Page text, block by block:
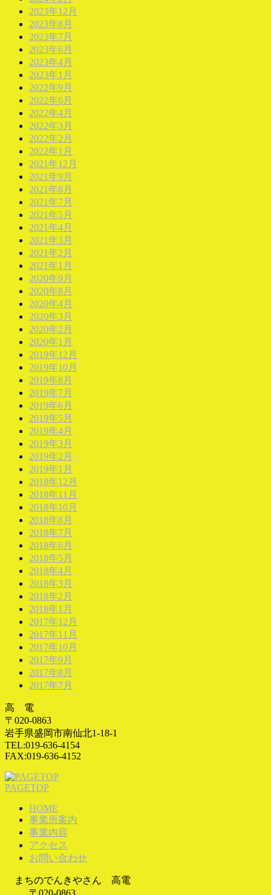
2023年12月
2023年8月
2023年7月
2023年6月
2023年4月
2023年1月
2022年9月
2022年6月
2022年4月
2022年3月
2022年2月
2022年1月
2021年12月
2021年9月
2021年8月
2021年7月
2021年5月
2021年4月
2021年3月
2021年2月
2021年1月
2020年9月
2020年8月
2020年4月
2020年3月
2020年2月
2020年1月
2019年12月
2019年10月
2019年8月
2019年7月
2019年6月
2019年5月
2019年4月
2019年3月
2019年2月
2019年1月
2018年12月
2018年11月
2018年10月
2018年8月
2018年7月
2018年6月
2018年5月
2018年4月
2018年3月
2018年2月
2018年1月
2017年12月
2017年11月
2017年10月
2017年9月
2017年8月
2017年7月
高 電
〒020-0863
岩手県盛岡市南仙北1-18-1
TEL:019-636-4154
FAX:019-636-4152
PAGETOP
HOME
事業所案内
事業内容
アクセス
お問い合わせ
まちのでんきやさん 高電